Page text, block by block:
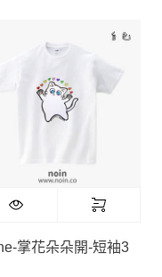
掌花朵朵開-短袖3